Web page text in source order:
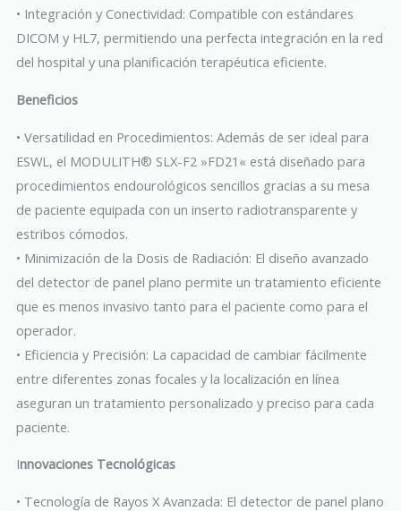
• Integración y Conectividad: Compatible con estándares
DICOM y HL7, permitiendo una perfecta integración en la red
del hospital y una planificación terapéutica eficiente.
Beneficios
• Versatilidad en Procedimientos: Además de ser ideal para
ESWL, el MODULITH® SLX-F2 »FD21« está diseñado para
procedimientos endourológicos sencillos gracias a su mesa
de paciente equipada con un inserto radiotransparente y
estribos cómodos.
• Minimización de la Dosis de Radiación: El diseño avanzado
del detector de panel plano permite un tratamiento eficiente
que es menos invasivo tanto para el paciente como para el
operador.
• Eficiencia y Precisión: La capacidad de cambiar fácilmente
entre diferentes zonas focales y la localización en línea
aseguran un tratamiento personalizado y preciso para cada
paciente.
Innovaciones Tecnológicas
• Tecnología de Rayos X Avanzada: El detector de panel plano